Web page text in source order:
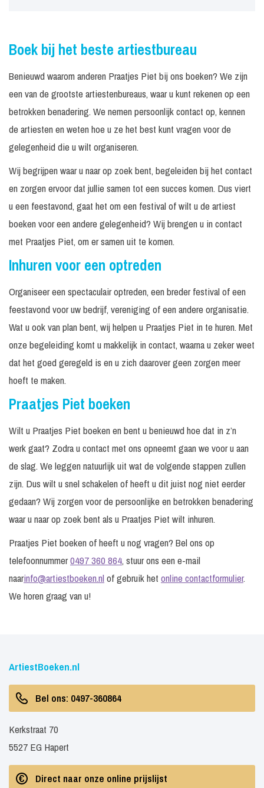
Boek bij het beste artiestbureau
Benieuwd waarom anderen Praatjes Piet bij ons boeken? We zijn
een van de grootste artiestenbureaus, waar u kunt rekenen op een
betrokken benadering. We nemen persoonlijk contact op, kennen
de artiesten en weten hoe u ze het best kunt vragen voor de
gelegenheid die u wilt organiseren.
Wij begrijpen waar u naar op zoek bent, begeleiden bij het contact
en zorgen ervoor dat jullie samen tot een succes komen. Dus viert
u een feestavond, gaat het om een festival of wilt u de artiest
boeken voor een andere gelegenheid? Wij brengen u in contact
met Praatjes Piet, om er samen uit te komen.
Inhuren voor een optreden
Organiseer een spectaculair optreden, een breder festival of een
feestavond voor uw bedrijf, vereniging of een andere organisatie.
Wat u ook van plan bent, wij helpen u Praatjes Piet in te huren. Met
onze begeleiding komt u makkelijk in contact, waarna u zeker weet
dat het goed geregeld is en u zich daarover geen zorgen meer
hoeft te maken.
Praatjes Piet boeken
Wilt u Praatjes Piet boeken en bent u benieuwd hoe dat in z’n
werk gaat? Zodra u contact met ons opneemt gaan we voor u aan
de slag. We leggen natuurlijk uit wat de volgende stappen zullen
zijn. Dus wilt u snel schakelen of heeft u dit juist nog niet eerder
gedaan? Wij zorgen voor de persoonlijke en betrokken benadering
waar u naar op zoek bent als u Praatjes Piet wilt inhuren.
Praatjes Piet boeken of heeft u nog vragen? Bel ons op
telefoonnummer0497 360 864, stuur ons een e-mail
naarinfo@artiestboeken.nlof gebruik het online contactformulier.
We horen graag van u!
ArtiestBoeken.nl
Bel ons: 0497-360864
Kerkstraat 70
5527 EG Hapert
Direct naar onze online prijslijst